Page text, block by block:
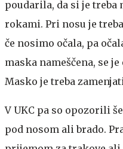
poudarila, da si je
rokami. Pri nosu je
če nosimo očala, pa
maska nameščena, se
Masko je treba
V UKC pa so opozorili
pod nosom ali brado.